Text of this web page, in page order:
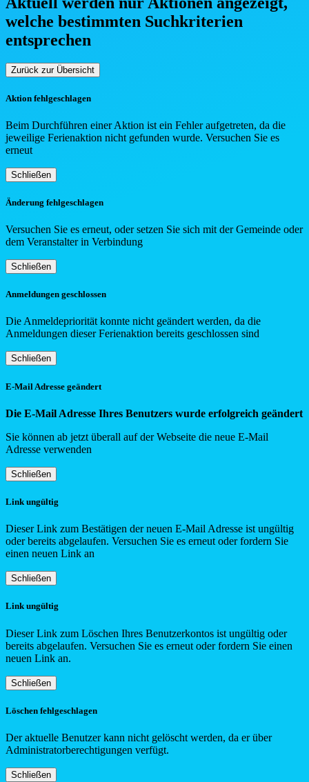
welche bestimmten Suchkriterien
entsprechen
Zurück zur Übersicht
Aktion fehlgeschlagen
Beim Durchführen einer Aktion ist ein Fehler aufgetreten, da die
jeweilige Ferienaktion nicht gefunden wurde. Versuchen Sie es
erneut
Schließen
Änderung fehlgeschlagen
Versuchen Sie es erneut, oder setzen Sie sich mit der Gemeinde oder
dem Veranstalter in Verbindung
Schließen
Anmeldungen geschlossen
Die Anmeldepriorität konnte nicht geändert werden, da die
Anmeldungen dieser Ferienaktion bereits geschlossen sind
Schließen
E-Mail Adresse geändert
Die E-Mail Adresse Ihres Benutzers wurde erfolgreich geändert
Sie können ab jetzt überall auf der Webseite die neue E-Mail
Adresse verwenden
Schließen
Link ungültig
Dieser Link zum Bestätigen der neuen E-Mail Adresse ist ungültig
oder bereits abgelaufen. Versuchen Sie es erneut oder fordern Sie
einen neuen Link an
Schließen
Link ungültig
Dieser Link zum Löschen Ihres Benutzerkontos ist ungültig oder
bereits abgelaufen. Versuchen Sie es erneut oder fordern Sie einen
neuen Link an.
Schließen
Löschen fehlgeschlagen
Der aktuelle Benutzer kann nicht gelöscht werden, da er über
Administratorberechtigungen verfügt.
Schließen